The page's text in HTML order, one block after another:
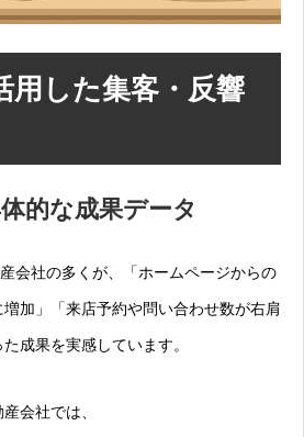
用した集客・反響
的な成果データ
会社の多くが、「ホームページからの
加」「来店予約や問い合わせ数が右肩
成果を実感しています。
会社では、